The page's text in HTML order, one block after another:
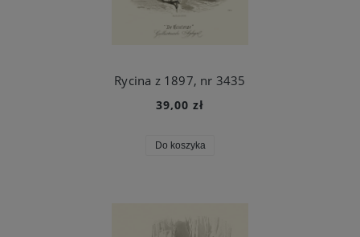
Rycina z 1897, nr 3435
39,00 zł
Do koszyka